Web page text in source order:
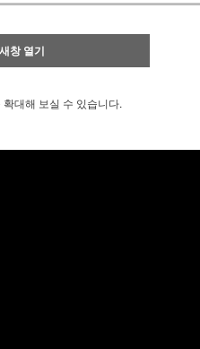
창 열기
대해 보실 수 있습니다.